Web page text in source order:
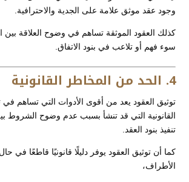
وجود عقد موثق علامة على الجدية والاحترافية.
كذلك العقود الموثقة تساهم في وضوح العلاقة بين
سوء فهم أو تلاعب في بنود الاتفاق.
4. الحد من المخاطر القانونية
توثيق العقود يعد من أقوى الأدوات التي تساهم في
القانونية التي قد تنشأ بسبب عدم وضوح الشروط
تنفيذ بنود العقد.
كما أن توثيق العقود يوفر دليلًا قانونيًا قاطعًا في
الأطراف،